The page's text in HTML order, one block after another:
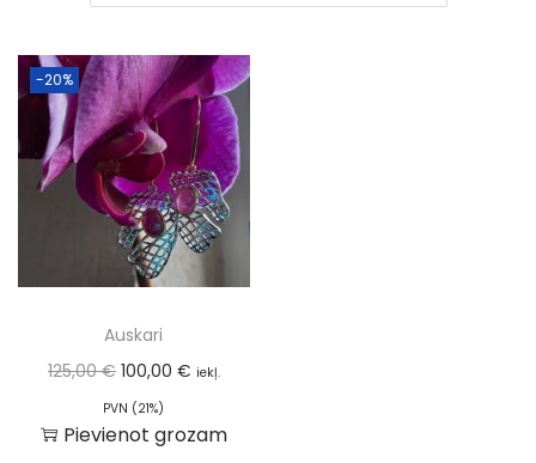
-20%
Auskari
125,00€ 100,00 € iekļ.
PVN (21%)
Pievienot grozam